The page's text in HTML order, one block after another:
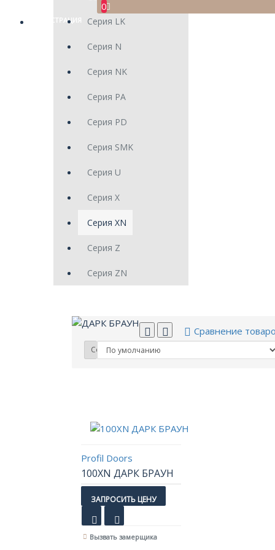
РЕГИСТРАЦИЯ
0
Серия LK
Серия N
Серия NK
Серия PA
Серия PD
Серия SMK
Серия U
Серия X
Серия XN
Серия Z
Серия ZN
Сравнение
Сортировка:
Profil Doors
100XN ДАРК БРАУН
ЗАПРОСИТЬ ЦЕНУ
Вызвать замерщика